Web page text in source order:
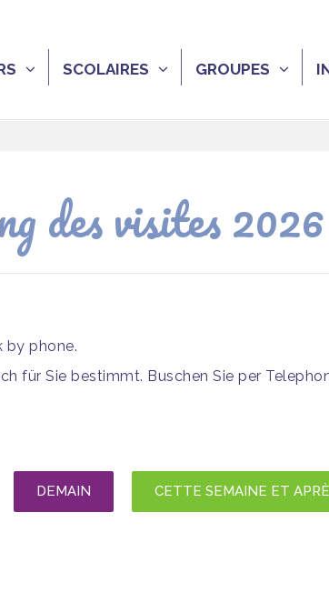
SCOLAIRES GROUPES
des visites 2026
by phone.
für Sie bestimmt. Buschen Sie per
DEMAIN CETTE SEMAINE ET